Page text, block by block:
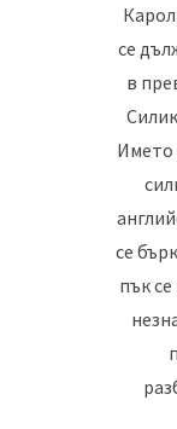
се
в
Името
се
пък